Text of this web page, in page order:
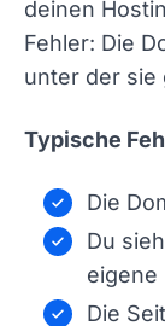
deinen
Fehler: Die
unter der sie
Typische
Die
Du
eigene
Die